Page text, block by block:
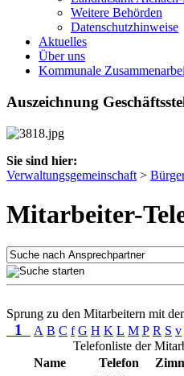
Weitere Behörden
Datenschutzhinweise
Aktuelles
Über uns
Kommunale
Auszeichnung
Sie sind hier:
Verwaltungsgemeinschaft >
Mitarbeiter-
Sprung zu den Mitarbeitern mit
1 A B C f G H K L M P R S v
Telefonliste der
Name
Telefon